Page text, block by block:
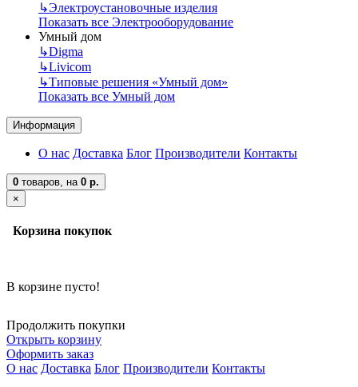
↳Электроустановочные изделия
Показать все Электрооборудование
Умный дом
↳Digma
↳Livicom
↳Типовые решения «Умный дом»
Показать все Умный дом
Информация
О нас Доставка Блог Производители Контакты
0 товаров, на 0 р.
×
Корзина покупок
В корзине пусто!
Продолжить покупки
Открыть корзину
Оформить заказ
О нас Доставка Блог Производители Контакты